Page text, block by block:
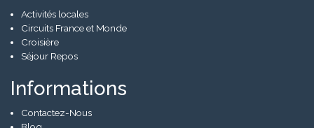
Activités locales
Circuits France et Monde
Croisière
Séjour Repos
Informations
Contactez-Nous